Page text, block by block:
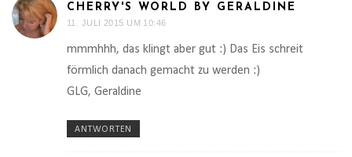
CHERRY'S WORLD BY GERALDINE
11. JULI 2015 UM 10:46
mmmhhh, das klingt aber gut :) Das Eis schreit
förmlich danach gemacht zu werden :)
GLG, Geraldine
ANTWORTEN